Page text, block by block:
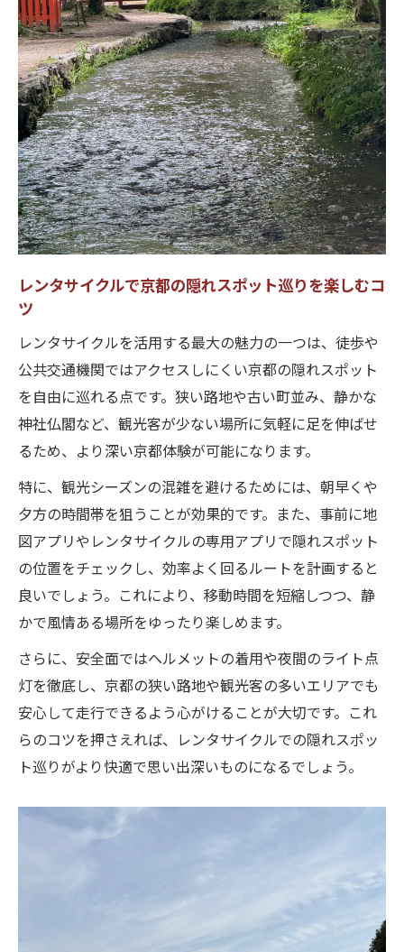
する方法
電動レンタサイクル乗り捨てで坂道も安心
移動
レンタサイクル乗り捨てエリア選びのポイ
ント
京都県内で電動レンタサイクルを安全に使うコ
ツ
電動レンタサイクルで坂道も楽々京都観光
を満喫
電動レンタサイクル利用時の安全ルール徹
電動レンタサイクル比較で最適な一台を見
つける
1ヶ月レンタル可能な電動レンタサイクルの
賢い使い方
電動レンタサイクル選びで失敗しないチェ
ック項目
シェアサイクルとレンタサイクルの違い比較ポ
イント
シェアサイクルとレンタサイクルの料金比
較まとめ
レンタサイクルとシェアサイクルの選び方
のコツ
アプリ対応などサービス比較で賢く選ぶ方
法
両者の特徴を比較して京都観光に最適な選
択を
注意点
最新ルールとマナーで安心なレンタサイクルラ
4月から変わるレンタサイクルの新ルール解
レンタサイクルで京都の隠れスポット巡りを楽しむコ
ツ
レンタサイクルを活用する最大の魅力の一つは、徒歩や
公共交通機関ではアクセスしにくい京都の隠れスポット
を自由に巡れる点です。狭い路地や古い町並み、静かな
神社仏閣など、観光客が少ない場所に気軽に足を伸ばせ
るため、より深い京都体験が可能になります。
特に、観光シーズンの混雑を避けるためには、朝早くや
夕方の時間帯を狙うことが効果的です。また、事前に地
図アプリやレンタサイクルの専用アプリで隠れスポット
の位置をチェックし、効率よく回るルートを計画すると
良いでしょう。これにより、移動時間を短縮しつつ、静
かで風情ある場所をゆったり楽しめます。
さらに、安全面ではヘルメットの着用や夜間のライト点
灯を徹底し、京都の狭い路地や観光客の多いエリアでも
安心して走行できるよう心がけることが大切です。これ
らのコツを押さえれば、レンタサイクルでの隠れスポッ
ト巡りがより快適で思い出深いものになるでしょう。